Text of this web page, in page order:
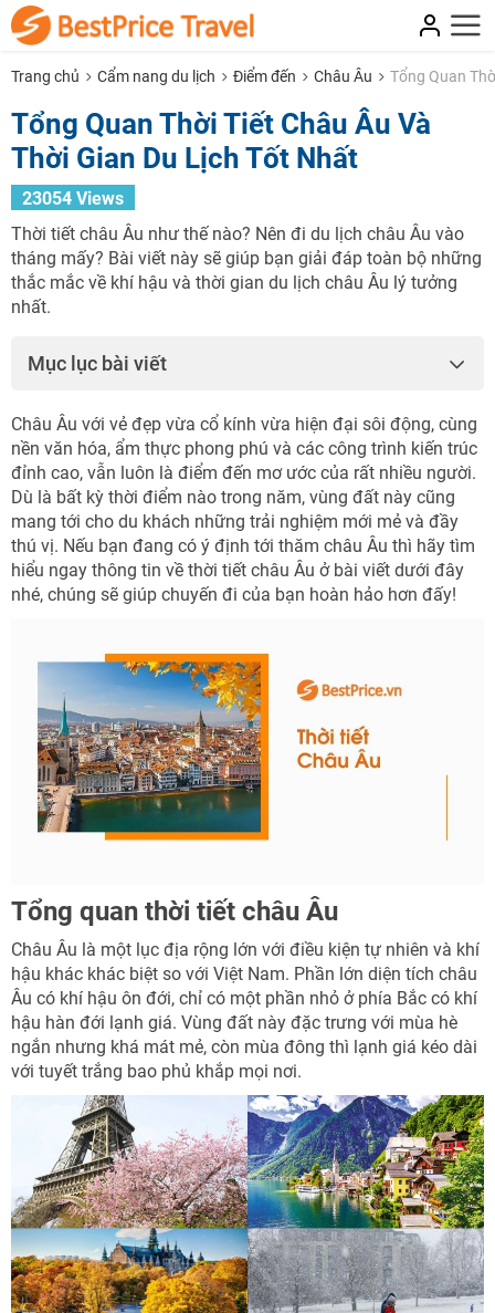
Trang chủ Cẩm nang du lịch Điểm đến Châu Âu Tổng Quan
Tổng Quan Thời Tiết Châu Âu Và
Thời Gian Du Lịch Tốt Nhất
23054 Views
Thời tiết châu Âu như thế nào? Nên đi du lịch châu Âu vào
tháng mấy? Bài viết này sẽ giúp bạn giải đáp toàn bộ những
thắc mắc về khí hậu và thời gian du lịch châu Âu lý tưởng
nhất.
Mục lục bài viết
Châu Âu với vẻ đẹp vừa cổ kính vừa hiện đại sôi động, cùng
nền văn hóa, ẩm thực phong phú và các công trình kiến trúc
đỉnh cao, vẫn luôn là điểm đến mơ ước của rất nhiều người.
Dù là bất kỳ thời điểm nào trong năm, vùng đất này cũng
mang tới cho du khách những trải nghiệm mới mẻ và đầy
thú vị. Nếu bạn đang có ý định tới thăm châu Âu thì hãy tìm
hiểu ngay thông tin về thời tiết châu Âu ở bài viết dưới đây
nhé, chúng sẽ giúp chuyến đi của bạn hoàn hảo hơn đấy!
Tổng quan thời tiết châu Âu
Châu Âu là một lục địa rộng lớn với điều kiện tự nhiên và khí
hậu khác khác biệt so với Việt Nam. Phần lớn diện tích châu
Âu có khí hậu ôn đới, chỉ có một phần nhỏ ở phía Bắc có khí
hậu hàn đới lạnh giá. Vùng đất này đặc trưng với mùa hè
ngắn nhưng khá mát mẻ, còn mùa đông thì lạnh giá kéo dài
với tuyết trắng bao phủ khắp mọi nơi.